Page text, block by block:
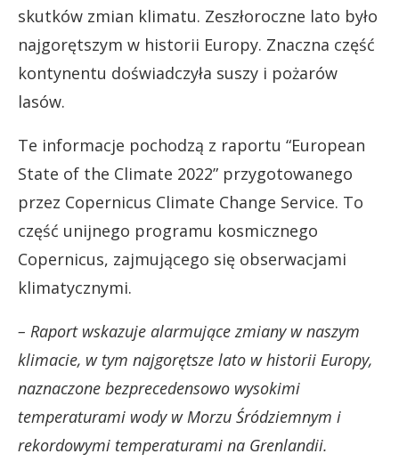
skutków zmian klimatu. Zeszłoroczne lato było
najgorętszym w historii Europy. Znaczna część
kontynentu doświadczyła suszy i pożarów
lasów.
Te informacje pochodzą z raportu “European
State of the Climate 2022” przygotowanego
przez Copernicus Climate Change Service. To
część unijnego programu kosmicznego
Copernicus, zajmującego się obserwacjami
klimatycznymi.
– Raport wskazuje alarmujące zmiany w naszym
klimacie, w tym najgorętsze lato w historii Europy,
naznaczone bezprecedensowo wysokimi
temperaturami wody w Morzu Śródziemnym i
rekordowymi temperaturami na Grenlandii.